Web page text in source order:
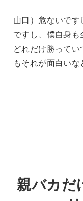
山口）危ないで
ですし、僕自身
どれだけ勝って
もそれが面白いな
親バカだ